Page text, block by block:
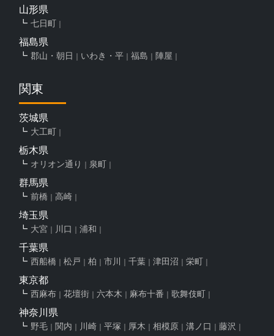
山形県
七日町
福島県
郡山・朝日 いわき・平 福島 陣屋
関東
茨城県
大工町
栃木県
オリオン通り 泉町
群馬県
前橋 高崎
埼玉県
大宮 川口 浦和
千葉県
西船橋 松戸 柏 市川 千葉 津田沼 栄町
東京都
西麻布 花壇街 六本木 麻布十番 歌舞伎町
神奈川県
野毛 関内 川崎 平塚 厚木 相模原 溝ノ口 藤沢